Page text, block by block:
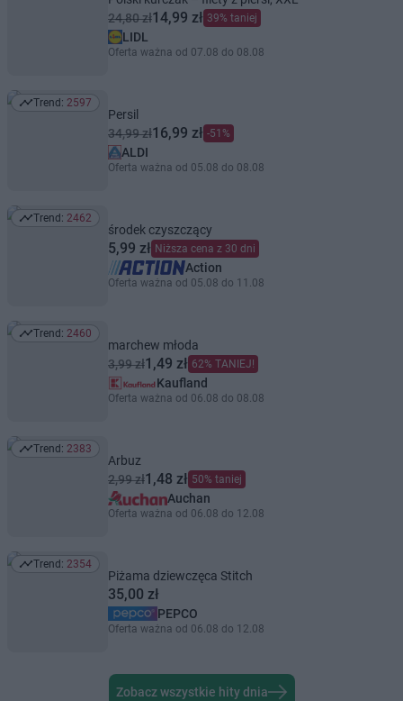
24,80 zł14,99 zł 39% taniej
LIDL
Oferta ważna od 07.08 do 08.08
Trend: 2597
Trend: 2597
Persil
34,99 zł16,99 zł -51%
ALDI
Oferta ważna od 05.08 do 08.08
Trend: 2462
Trend: 2462
środek czyszczący
5,99 zł Niższa cena z 30 dni
Action
Oferta ważna od 05.08 do 11.08
Trend: 2460
Trend: 2460
marchew młoda
3,99 zł1,49 zł 62% TANIEJ!
Kaufland
Oferta ważna od 06.08 do 08.08
Trend: 2383
Trend: 2383
Arbuz
2,99 zł1,48 zł 50% taniej
Auchan
Oferta ważna od 06.08 do 12.08
Trend: 2354
Trend: 2354
Piżama dziewczęca Stitch
35,00 zł
PEPCO
Oferta ważna od 06.08 do 12.08
Zobacz wszystkie hity dnia